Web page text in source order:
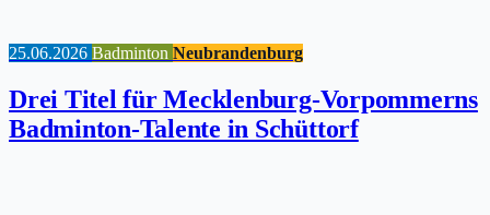
25.06.2026 Badminton Neubrandenburg
Drei Titel für Mecklenburg-Vorpommerns
Badminton-Talente in Schüttorf